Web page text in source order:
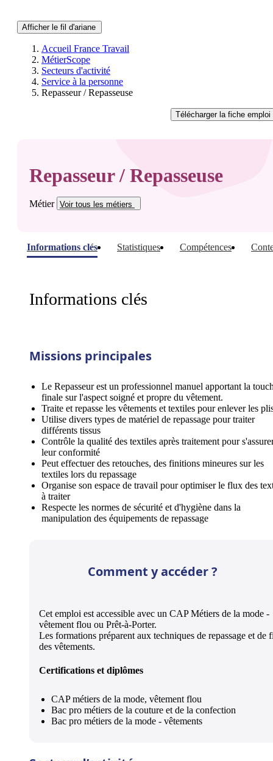
Afficher le fil d'ariane
Accueil France Travail
MétierScope
Secteurs d'activité
Service à la personne
Repasseur / Repasseuse
Télécharger la fiche emploi
Repasseur / Repasseuse
Métier Voir tous les métiers
Informations clés Statistiques Compétences
Informations clés
Missions principales
Le Repasseur est un professionnel manuel apportant la
finale sur l'aspect soigné et propre du vêtement.
Traite et repasse les vêtements et textiles pour enlever les
Utilise divers types de matériel de repassage pour traiter
différents tissus
Contrôle la qualité des textiles après traitement pour
leur conformité
Peut effectuer des retouches, des finitions mineures sur les
textiles lors du repassage
Organise son espace de travail pour optimiser le flux des
à traiter
Respecte les normes de sécurité et d'hygiène dans la
manipulation des équipements de repassage
Comment y accéder ?
Cet emploi est accessible avec un CAP Métiers de la mode -
vêtement flou ou Prêt-à-Porter.
Les formations préparent aux techniques de repassage et de
des vêtements.
Certifications et diplômes
CAP métiers de la mode, vêtement flou
Bac pro métiers de la couture et de la confection
Bac pro métiers de la mode - vêtements